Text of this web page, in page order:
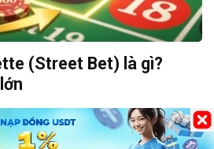
(Street Bet) là gì?
0 244